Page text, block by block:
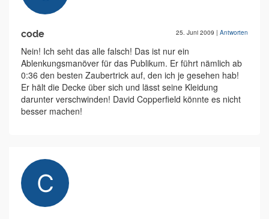
code 25. Juni 2009 | Antworten
Nein! Ich seht das alle falsch! Das ist nur ein
Ablenkungsmanöver für das Publikum. Er führt nämlich ab
0:36 den besten Zaubertrick auf, den ich je gesehen hab!
Er hält die Decke über sich und lässt seine Kleidung
darunter verschwinden! David Copperfield könnte es nicht
besser machen!